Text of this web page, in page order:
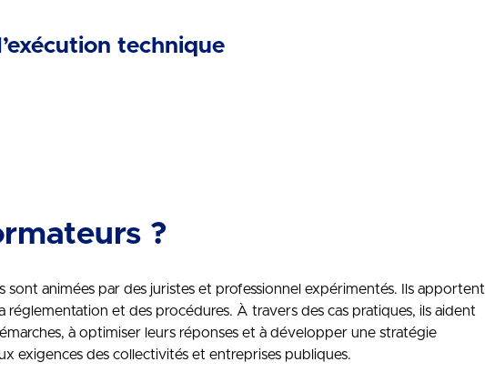
technique
?
sont animées par des juristes et professionnel expérimentés. Ils apportent
réglementation et des procédures. À travers des cas pratiques, ils aident
à optimiser leurs réponses et à développer une stratégie
exigences des collectivités et entreprises publiques.